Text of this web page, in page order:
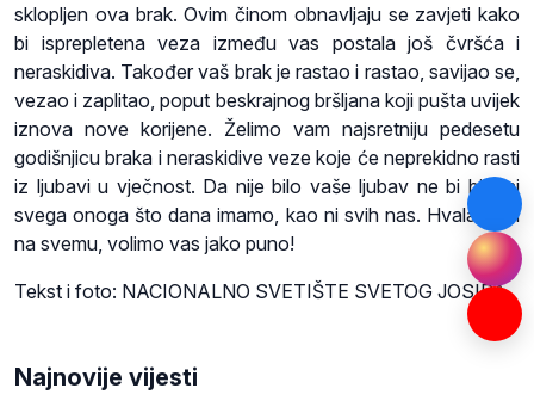
sklopljen ova brak. Ovim činom obnavljaju se zavjeti kako
bi isprepletena veza između vas postala još čvršća i
neraskidiva. Također vaš brak je rastao i rastao, savijao se,
vezao i zaplitao, poput beskrajnog bršljana koji pušta uvijek
iznova nove korijene. Želimo vam najsretniju pedesetu
godišnjicu braka i neraskidive veze koje će neprekidno rasti
iz ljubavi u vječnost. Da nije bilo vaše ljubav ne bi bilo ni
svega onoga što dana imamo, kao ni svih nas. Hvala vam
na svemu, volimo vas jako puno!
Tekst i foto: NACIONALNO SVETIŠTE SVETOG JOSIPA
Najnovije vijesti